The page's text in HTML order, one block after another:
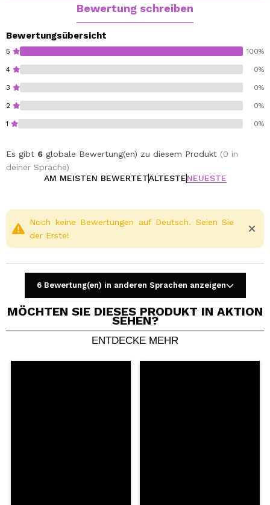
Bewertung schreiben
Bewertungsübersicht
5 100%
4 0%
3 0%
2 0%
1 0%
Es gibt 6 globale Bewertung(en) zu diesem Produkt (0 in
deiner Sprache)
AM MEISTEN BEWERTETÄLTESTENEUESTE
Ein Video oder Foto teilen
Dein Video könnte das erste sein. Stell es dir vor...
Noch keine Bewertungen auf Deutsch. Seien Sie
der Erste!
6 Bewertung(en) in anderen Sprachen anzeigen
MÖCHTEN SIE DIESES PRODUKT IN AKTION
SEHEN?
ENTDECKE MEHR